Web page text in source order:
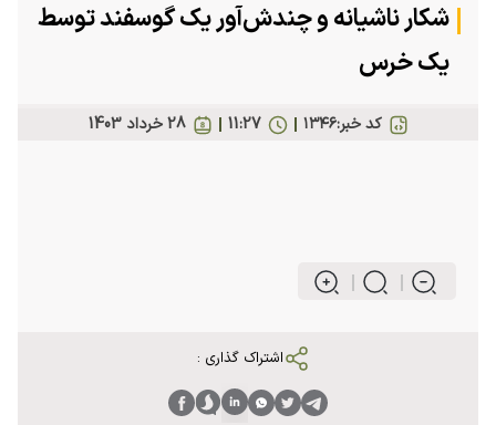
شکار ناشیانه و چندش‌آور یک گوسفند توسط
یک خرس
کد خبر:۱۳۴۶ 28 خرداد 1403 11:27
اشتراک گذاری :